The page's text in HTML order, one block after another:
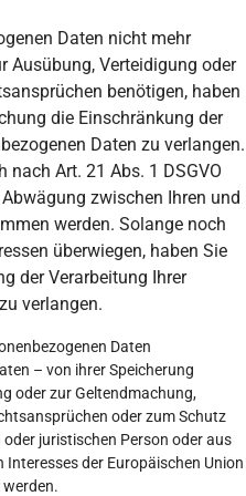
Daten nicht mehr
Ausübung, Verteidigung oder
benötigen, haben
die Einschränkung der
Daten zu verlangen.
nach Art. 21 Abs. 1 DSGVO
zwischen Ihren und
werden. Solange noch
überwiegen, haben Sie
der Verarbeitung Ihrer
verlangen.
Daten
– von ihrer Speicherung
oder zur Geltendmachung,
oder zum Schutz
juristischen Person oder aus
der Europäischen Union